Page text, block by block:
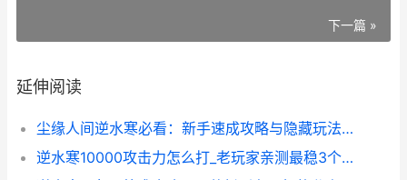
下一篇 »
延伸阅读
尘缘人间逆水寒必看：新手速成攻略与隐藏玩法全解析
逆水寒10000攻击力怎么打_老玩家亲测最稳3个技巧